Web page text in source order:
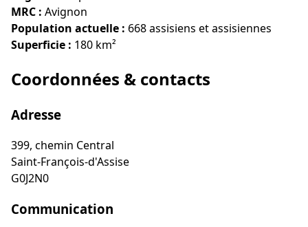
MRC : Avignon
Population actuelle : 668 assisiens et assisiennes
Superficie : 180 km²
Coordonnées & contacts
Adresse
399, chemin Central
Saint-François-d'Assise
G0J2N0
Communication